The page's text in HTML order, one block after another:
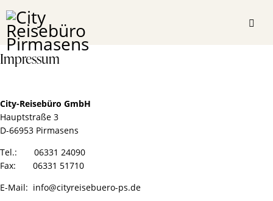
Impressum
City-Reisebüro GmbH
Hauptstraße 3
D-66953 Pirmasens
Tel.: 06331 24090
Fax: 06331 51710
E-Mail: info@cityreisebuero-ps.de